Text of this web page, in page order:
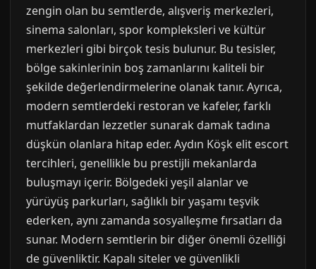
zengin olan bu semtlerde, alışveriş merkezleri,
sinema salonları, spor kompleksleri ve kültür
merkezleri gibi birçok tesis bulunur. Bu tesisler,
bölge sakinlerinin boş zamanlarını kaliteli bir
şekilde değerlendirmelerine olanak tanır. Ayrıca,
modern semtlerdeki restoran ve kafeler, farklı
mutfaklardan lezzetler sunarak damak tadına
düşkün olanlara hitap eder. Aydın Köşk elit escort
tercihleri, genellikle bu prestijli mekanlarda
buluşmayı içerir. Bölgedeki yeşil alanlar ve
yürüyüş parkurları, sağlıklı bir yaşamı teşvik
ederken, aynı zamanda sosyalleşme fırsatları da
sunar. Modern semtlerin bir diğer önemli özelliği
de güvenliktir. Kapalı siteler ve güvenlikli